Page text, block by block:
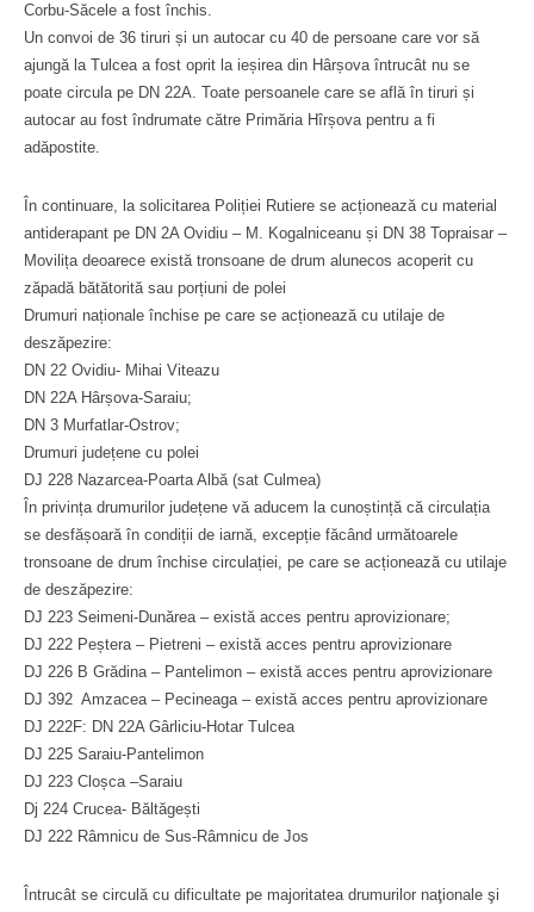
Corbu-Săcele a fost închis.
Un convoi de 36 tiruri și un autocar cu 40 de persoane care vor să
ajungă la Tulcea a fost oprit la ieșirea din Hârșova întrucât nu se
poate circula pe DN 22A. Toate persoanele care se află în tiruri și
autocar au fost îndrumate către Primăria Hîrșova pentru a fi
adăpostite.
În continuare, la solicitarea Poliției Rutiere se acționează cu material
antiderapant pe DN 2A Ovidiu – M. Kogalniceanu și DN 38 Topraisar –
Movilița deoarece există tronsoane de drum alunecos acoperit cu
zăpadă bătătorită sau porțiuni de polei
Drumuri naționale închise pe care se acționează cu utilaje de
deszăpezire:
DN 22 Ovidiu- Mihai Viteazu
DN 22A Hârșova-Saraiu;
DN 3 Murfatlar-Ostrov;
Drumuri județene cu polei
DJ 228 Nazarcea-Poarta Albă (sat Culmea)
În privința drumurilor județene vă aducem la cunoștință că circulația
se desfășoară în condiții de iarnă, excepție făcând următoarele
tronsoane de drum închise circulației, pe care se acționează cu utilaje
de deszăpezire:
DJ 223 Seimeni-Dunărea – există acces pentru aprovizionare;
DJ 222 Peștera – Pietreni – există acces pentru aprovizionare
DJ 226 B Grădina – Pantelimon – există acces pentru aprovizionare
DJ 392 Amzacea – Pecineaga – există acces pentru aprovizionare
DJ 222F: DN 22A Gârliciu-Hotar Tulcea
DJ 225 Saraiu-Pantelimon
DJ 223 Cloșca –Saraiu
Dj 224 Crucea- Băltăgești
DJ 222 Râmnicu de Sus-Râmnicu de Jos
Întrucât se circulă cu dificultate pe majoritatea drumurilor naţionale şi